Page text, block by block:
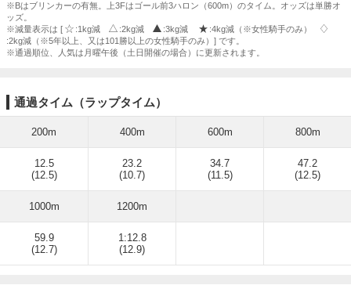
※Bはブリンカーの有無。上3Fはゴール前3ハロン（600m）のタイム。オッズは単勝オ
ッズ。
※減量表示は [
:1kg減 :2kg減 :3kg減
:4kg減（※女性騎手のみ）
:2kg減（※5年以上、又は101勝以上の女性騎手のみ）] です。
※通過順位、人気は月曜午後（土日開催の場合）に更新されます。
通過タイム（ラップタイム）
200m 400m 600m 800m
12.5
(12.5)
23.2
(10.7)
34.7
(11.5)
47.2
(12.5)
1000m 1200m
59.9
(12.7)
1:12.8
(12.9)